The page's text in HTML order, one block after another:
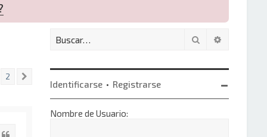
2
Buscar
Identificarse • Registrarse
Nombre de Usuario: